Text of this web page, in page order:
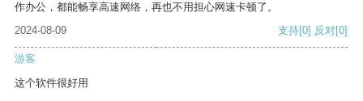
作办公，都能畅享高速网络，再也不用担心网速卡顿了。
2024-08-09
支持[0] 反对[0]
游客
这个软件很好用